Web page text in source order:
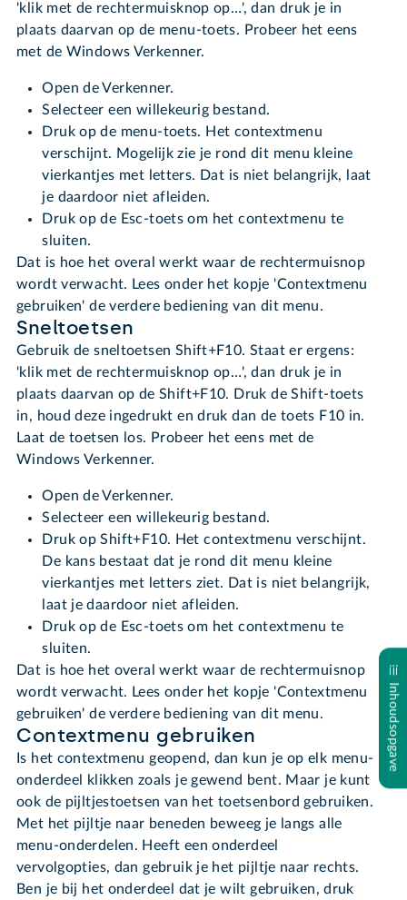
'klik met de rechtermuisknop op…', dan druk je in
plaats daarvan op de menu-toets. Probeer het eens
met de Windows Verkenner.
Open de Verkenner.
Selecteer een willekeurig bestand.
Druk op de menu-toets. Het contextmenu
verschijnt. Mogelijk zie je rond dit menu kleine
vierkantjes met letters. Dat is niet belangrijk, laat
je daardoor niet afleiden.
Druk op de Esc-toets om het contextmenu te
sluiten.
Dat is hoe het overal werkt waar de rechtermuisnop
wordt verwacht. Lees onder het kopje 'Contextmenu
gebruiken' de verdere bediening van dit menu.
Sneltoetsen
Gebruik de sneltoetsen Shift+F10. Staat er ergens:
'klik met de rechtermuisknop op…', dan druk je in
plaats daarvan op de Shift+F10. Druk de Shift-toets
in, houd deze ingedrukt en druk dan de toets F10 in.
Laat de toetsen los. Probeer het eens met de
Windows Verkenner.
Open de Verkenner.
Selecteer een willekeurig bestand.
Druk op Shift+F10. Het contextmenu verschijnt.
De kans bestaat dat je rond dit menu kleine
vierkantjes met letters ziet. Dat is niet belangrijk,
laat je daardoor niet afleiden.
Druk op de Esc-toets om het contextmenu te
sluiten.
Dat is hoe het overal werkt waar de rechtermuisnop
wordt verwacht. Lees onder het kopje 'Contextmenu
gebruiken' de verdere bediening van dit menu.
Contextmenu gebruiken
Is het contextmenu geopend, dan kun je op elk menu-
onderdeel klikken zoals je gewend bent. Maar je kunt
ook de pijltjestoetsen van het toetsenbord gebruiken.
Met het pijltje naar beneden beweeg je langs alle
menu-onderdelen. Heeft een onderdeel
vervolgopties, dan gebruik je het pijltje naar rechts.
Ben je bij het onderdeel dat je wilt gebruiken, druk
Inhoudsopgave